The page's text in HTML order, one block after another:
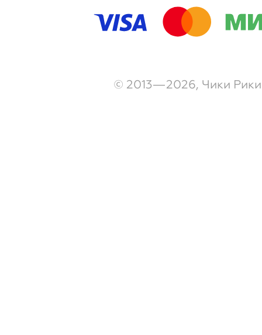
© 2013—2026, Чики Рики